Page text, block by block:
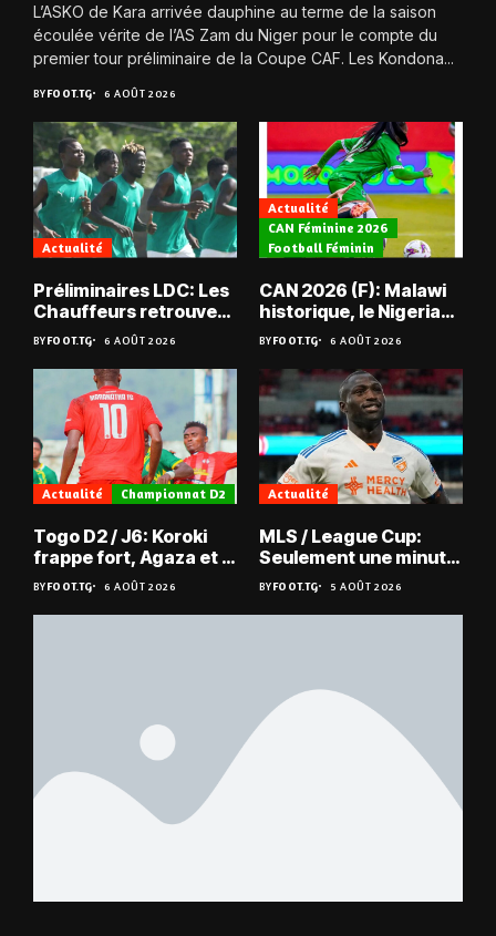
L’ASKO de Kara arrivée dauphine au terme de la saison
écoulée vérite de l’AS Zam du Niger pour le compte du
premier tour préliminaire de la Coupe CAF. Les Kondona...
BYFOOT.TG 6 AOÛT 2026
Actualité
Préliminaires LDC: Les
Chauffeurs retrouvent
les Mimos
BYFOOT.TG 6 AOÛT 2026
Actualité
CAN Féminine 2026
Football Féminin
CAN 2026 (F): Malawi
historique, le Nigeria
sauvé, la Zambie
éliminée
BYFOOT.TG 6 AOÛT 2026
Actualité Championnat D2
Togo D2 / J6: Koroki
frappe fort, Agaza et la
JCA assurent,
suspense avant Sara
FC – Doumbé FC
BYFOOT.TG 6 AOÛT 2026
Actualité
MLS / League Cup:
Seulement une minute
de jeu pour Kévin
Denkey
BYFOOT.TG 5 AOÛT 2026